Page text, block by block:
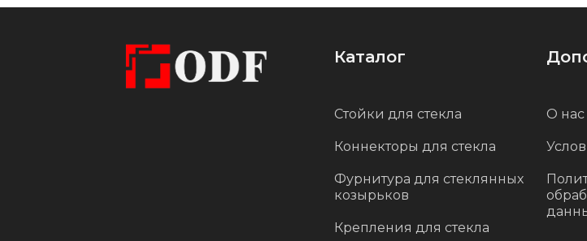
Каталог
Стойки для стекла
Коннекторы для стекла
Фурнитура для стеклянных
козырьков
Крепления для стекла
О нас